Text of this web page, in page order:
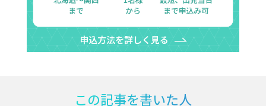
この記事を書いた人